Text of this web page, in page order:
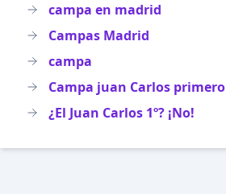
campa en madrid
Campas Madrid
campa
Campa juan Carlos primero
¿El Juan Carlos 1º? ¡No!